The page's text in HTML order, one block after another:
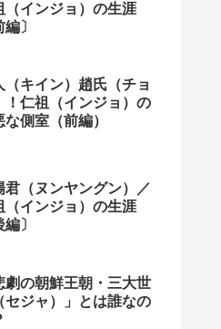
（インジョ）の生涯
編〕
（キイン）趙氏（チョ
！仁祖（インジョ）の
な側室（前編）
君（ヌンヤングン）／
（インジョ）の生涯
編〕
劇の朝鮮王朝・三大世
セジャ）」とは誰なの